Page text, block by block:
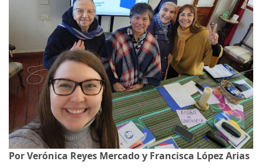
Por Verónica Reyes Mercado y Francisca López Arias